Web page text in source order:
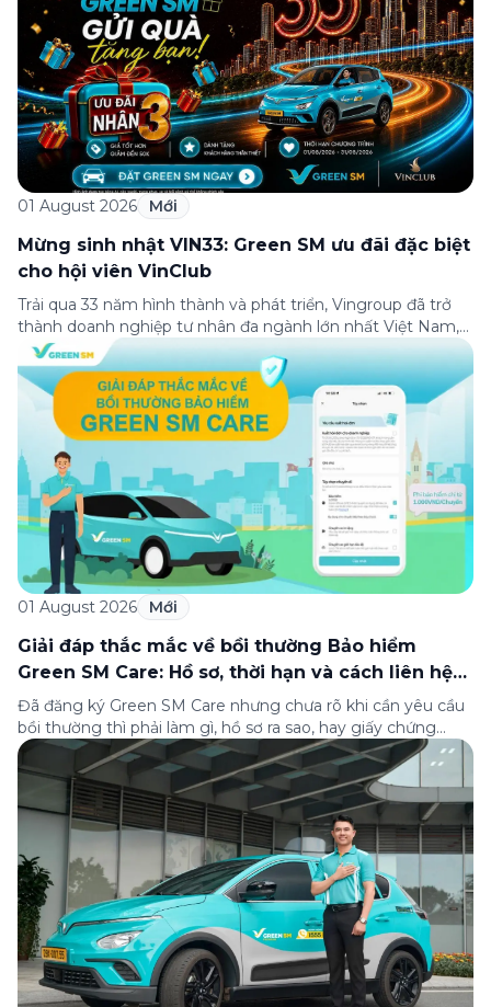
01 August 2026 Mới
Mừng sinh nhật VIN33: Green SM ưu đãi đặc biệt
cho hội viên VinClub
Trải qua 33 năm hình thành và phát triển, Vingroup đã trở
thành doanh nghiệp tư nhân đa ngành lớn nhất Việt Nam,
lọt Top 30 doanh nghiệp lớn nhất Đông Nam Á theo bảng
xếp hạng của Tạp chí Fortune (Mỹ). Nhân kỷ niệm 33 năm
thành lập (8/8/1993 đến 8/8/2026), Green SM trân […]
01 August 2026 Mới
Giải đáp thắc mắc về bồi thường Bảo hiểm
Green SM Care: Hồ sơ, thời hạn và cách liên hệ
hỗ trợ
Đã đăng ký Green SM Care nhưng chưa rõ khi cần yêu cầu
bồi thường thì phải làm gì, hồ sơ ra sao, hay giấy chứng
nhận bảo hiểm tìm ở đâu? Bài viết này tổng hợp đầy đủ các
câu hỏi thường gặp nhất về quy trình bồi thường và hỗ trợ
của Green […]